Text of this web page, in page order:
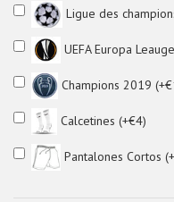
Ligue des
UEFA Europa
Champions 2019
Calcetines (+€4)
Pantalones Cortos